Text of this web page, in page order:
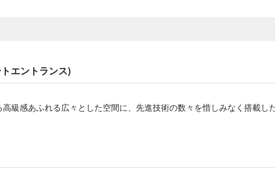
エントランス)
級感あふれる広々とした空間に、先進技術の数々を惜しみなく搭載